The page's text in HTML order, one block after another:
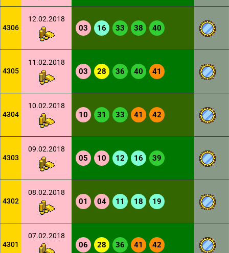
4306
12.02.2018
03 16 33 38 40
4305
11.02.2018
03 28 36 40 41
4304
10.02.2018
10 31 33 41 42
4303
09.02.2018
05 10 12 16 39
4302
08.02.2018
01 04 11 18 19
4301
07.02.2018
06 28 36 41 42